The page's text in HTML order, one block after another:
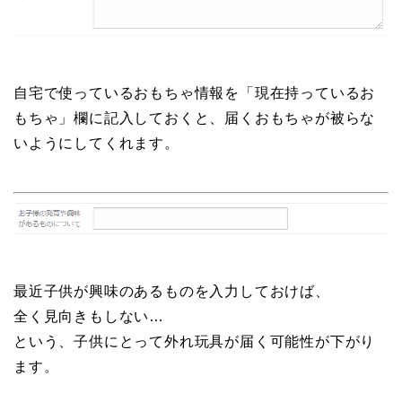
自宅で使っているおもちゃ情報を「現在持っているお
もちゃ」欄に記入しておくと、届くおもちゃが被らな
いようにしてくれます。
最近子供が興味のあるものを入力しておけば、
全く見向きもしない…
という、子供にとって外れ玩具が届く可能性が下がり
ます。